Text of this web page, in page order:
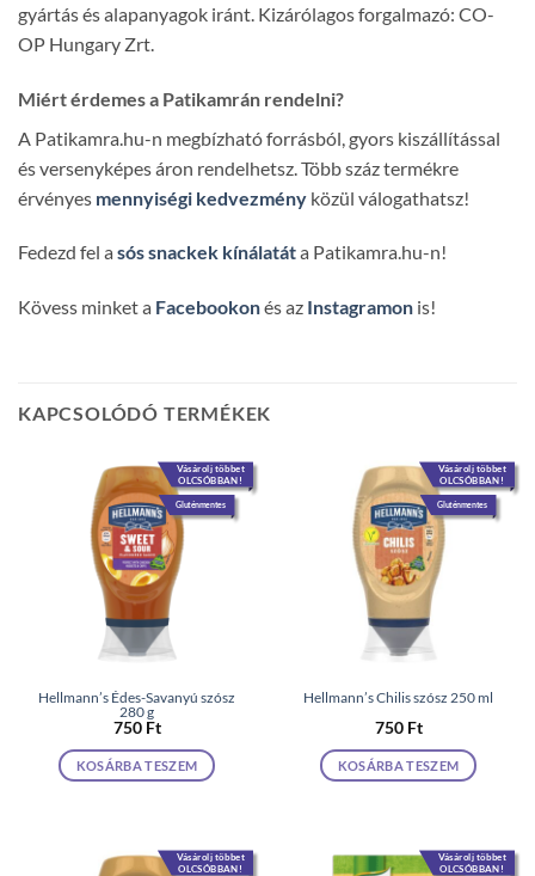
gyártás és alapanyagok iránt. Kizárólagos forgalmazó: CO-
OP Hungary Zrt.
Miért érdemes a Patikamrán rendelni?
A Patikamra.hu-n megbízható forrásból, gyors kiszállítással
és versenyképes áron rendelhetsz. Több száz termékre
érvényes mennyiségi kedvezmény közül válogathatsz!
Fedezd fel a sós snackek kínálatáta Patikamra.hu-n!
Kövess minket a Facebookonés az Instagramon is!
KAPCSOLÓDÓ TERMÉKEK
Vásárolj többet
OLCSÓBBAN!
Gluténmentes
Hellmann’s Édes-Savanyú szósz
280 g
750 Ft
KOSÁRBA TESZEM
Vásárolj többet
OLCSÓBBAN!
Gluténmentes
Hellmann’s Chilis szósz 250 ml
750 Ft
KOSÁRBA TESZEM
Vásárolj többet
OLCSÓBBAN!
Vásárolj többet
OLCSÓBBAN!